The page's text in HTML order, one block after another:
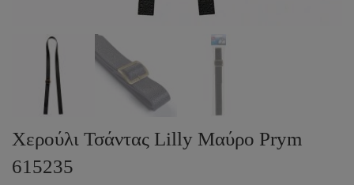
Χερούλι Τσάντας Lilly Μαύρο Prym
615235